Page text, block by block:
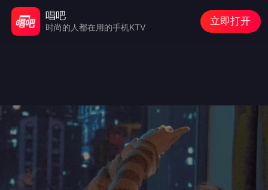
唱吧
时尚的人都在用的手机KTV
立即打开